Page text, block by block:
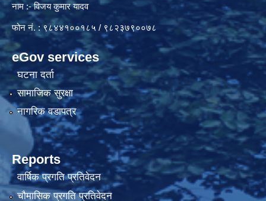
नाम :- विजय कुमार यादव
फोन नं. : ९८४४१००१८५ / ९८२३७९००७८
eGov services
घटना दर्ता
सामाजिक सुरक्षा
नागरिक वडापत्र
Reports
वार्षिक प्रगति प्रतिवेदन
चौमासिक प्रगति प्रतिवेदन